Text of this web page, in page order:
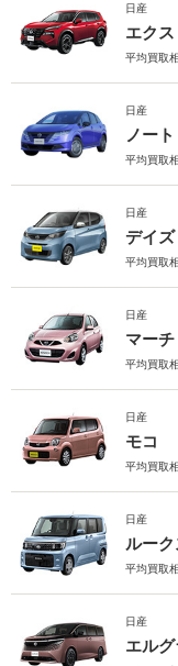
日産
エク
平均買取
日産
ノート
平均買取
日産
デイズ
平均買取
日産
マーチ
平均買取
日産
モコ
平均買取
日産
ルーク
平均買取
日産
エル